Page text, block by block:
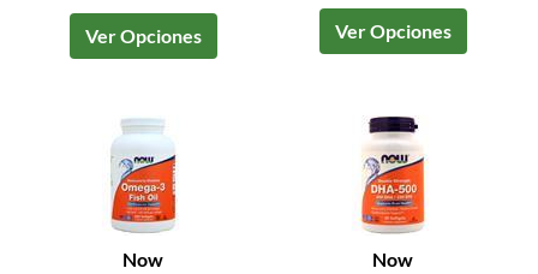
Ver Opciones Ver Opciones
Now Now